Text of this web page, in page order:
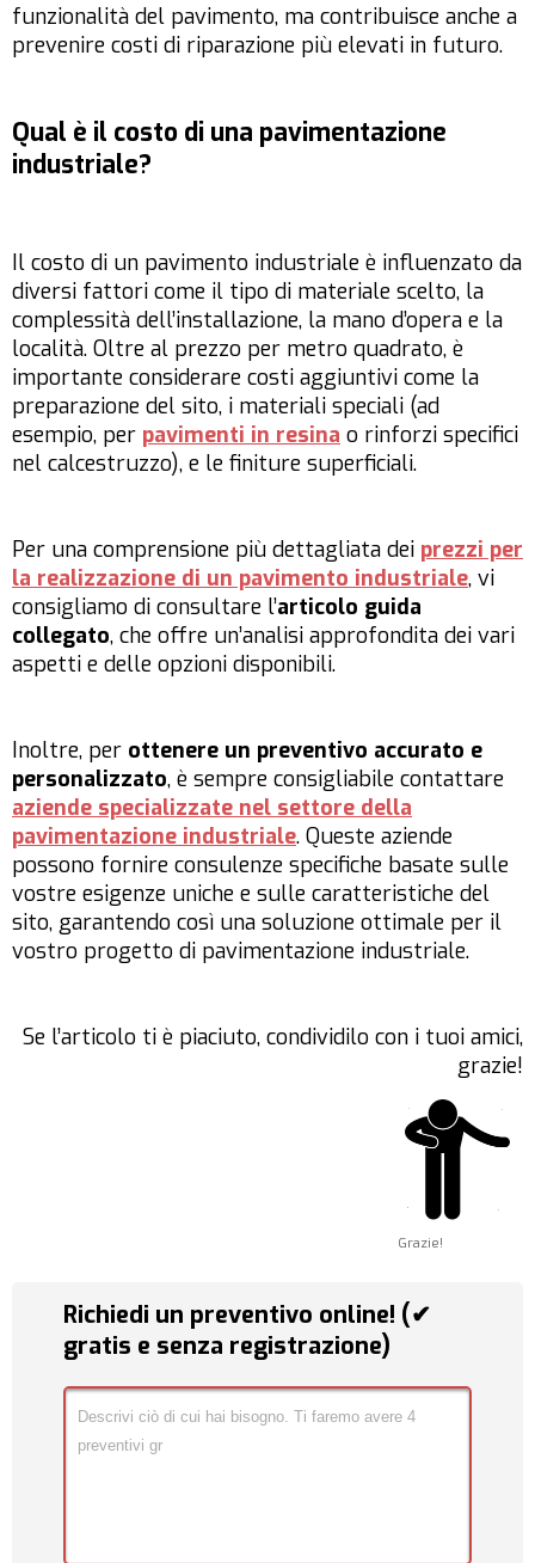
funzionalità del pavimento, ma contribuisce anche a
prevenire costi di riparazione più elevati in futuro.
Qual è il costo di una pavimentazione
industriale?
Il costo di un pavimento industriale è influenzato da
diversi fattori come il tipo di materiale scelto, la
complessità dell’installazione, la mano d’opera e la
località. Oltre al prezzo per metro quadrato, è
importante considerare costi aggiuntivi come la
preparazione del sito, i materiali speciali (ad
esempio, per pavimenti in resina o rinforzi specifici
nel calcestruzzo), e le finiture superficiali.
Per una comprensione più dettagliata dei prezzi per
la realizzazione di un pavimento industriale, vi
consigliamo di consultare l’articolo guida
collegato, che offre un’analisi approfondita dei vari
aspetti e delle opzioni disponibili.
Inoltre, per ottenere un preventivo accurato e
personalizzato, è sempre consigliabile contattare
aziende specializzate nel settore della
pavimentazione industriale. Queste aziende
possono fornire consulenze specifiche basate sulle
vostre esigenze uniche e sulle caratteristiche del
sito, garantendo così una soluzione ottimale per il
vostro progetto di pavimentazione industriale.
Se l’articolo ti è piaciuto, condividilo con i tuoi amici,
grazie!
Grazie!
Richiedi un preventivo online! (✔
gratis e senza registrazione)